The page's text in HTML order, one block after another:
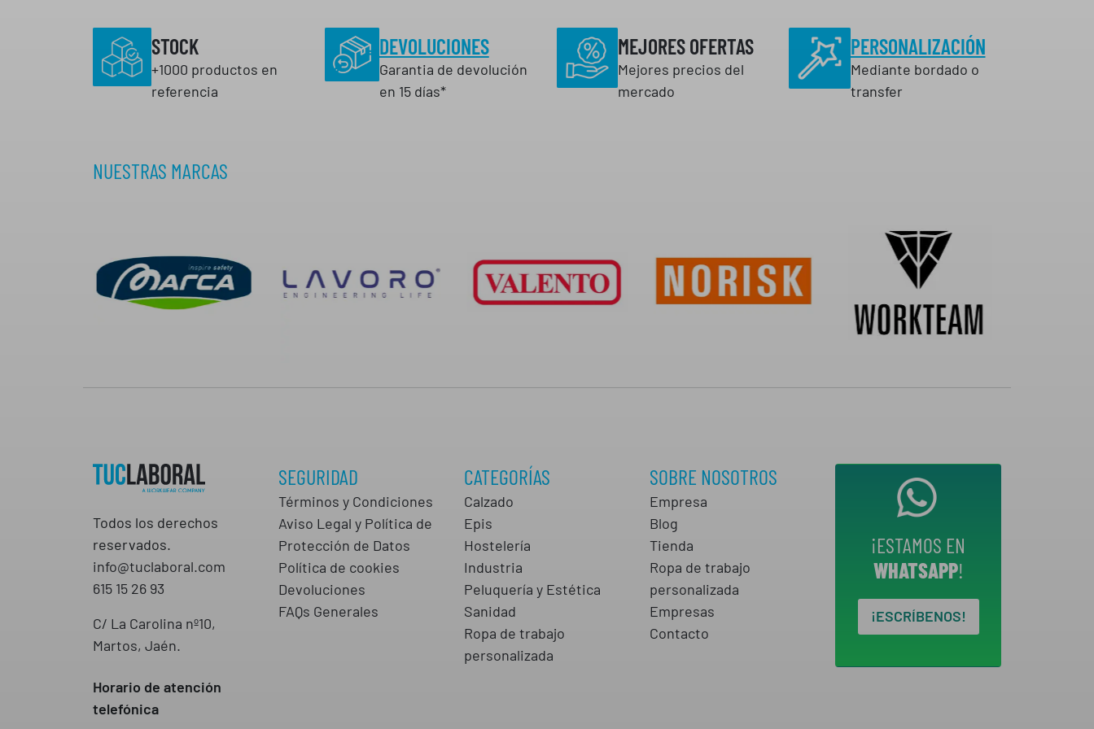
STOCK
+1000 productos en
referencia
DEVOLUCIONES
Garantia de devolución
en 15 días*
MEJORES OFERTAS
Mejores precios del
mercado
PERSONALIZACIÓN
Mediante bordado o
transfer
NUESTRAS MARCAS
Todos los derechos
reservados.
info@tuclaboral.com
615 15 26 93
C/ La Carolina nº10,
Martos, Jaén.
Horario de atención
telefónica
SEGURIDAD
Términos y Condiciones
Aviso Legal y Política de
Protección de Datos
Política de cookies
Devoluciones
FAQs Generales
CATEGORÍAS
Calzado
Epis
Hostelería
Industria
Peluquería y Estética
Sanidad
Ropa de trabajo
personalizada
SOBRE NOSOTROS
Empresa
Blog
Tienda
Ropa de trabajo
personalizada
Empresas
Contacto
¡ESTAMOS EN
WHATSAPP!
¡ESCRÍBENOS!